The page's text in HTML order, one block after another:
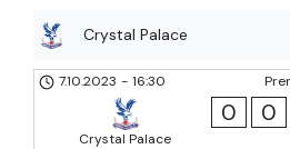
Crystal Palace
7.10.2023 - 16:30
Crystal Palace
0 0